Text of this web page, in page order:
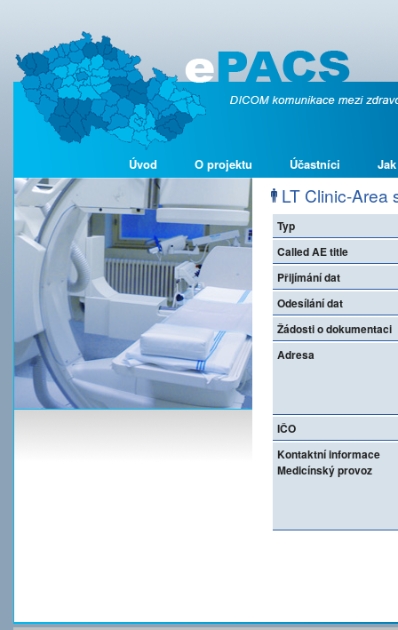
Úvod O projektu Účastníci
LT Clinic-Area
Typ
Called AE title
Přijímání dat
Odesílání dat
Žádosti o dokumentaci
Adresa
IČO
Kontaktní informace
Medicínský provoz